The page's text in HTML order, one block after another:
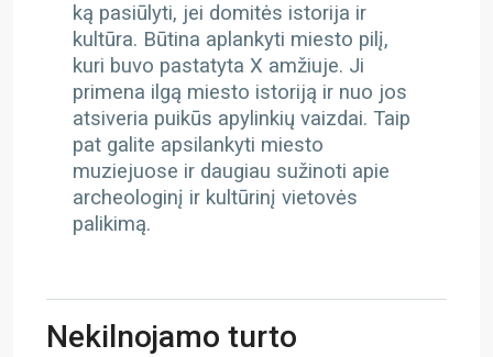
ką pasiūlyti, jei domitės istorija ir
kultūra. Būtina aplankyti miesto pilį,
kuri buvo pastatyta X amžiuje. Ji
primena ilgą miesto istoriją ir nuo jos
atsiveria puikūs apylinkių vaizdai. Taip
pat galite apsilankyti miesto
muziejuose ir daugiau sužinoti apie
archeologinį ir kultūrinį vietovės
palikimą.
Nekilnojamo turto